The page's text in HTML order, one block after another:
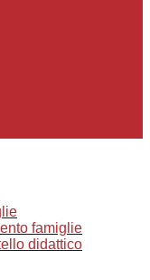
famiglie
didattico